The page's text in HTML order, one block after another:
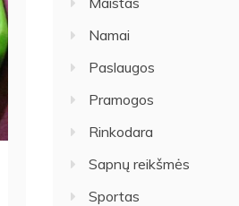
Namai
Paslaugos
Pramogos
Rinkodara
Sapnų reikšmės
Sportas